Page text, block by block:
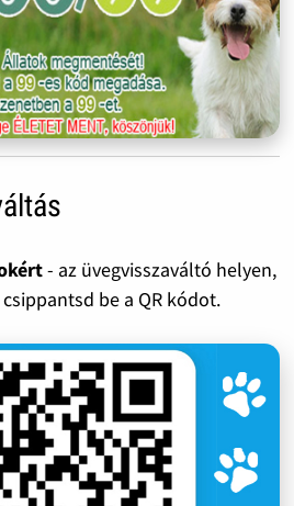
- az üvegvisszaváltó helyen,
be a QR kódot.